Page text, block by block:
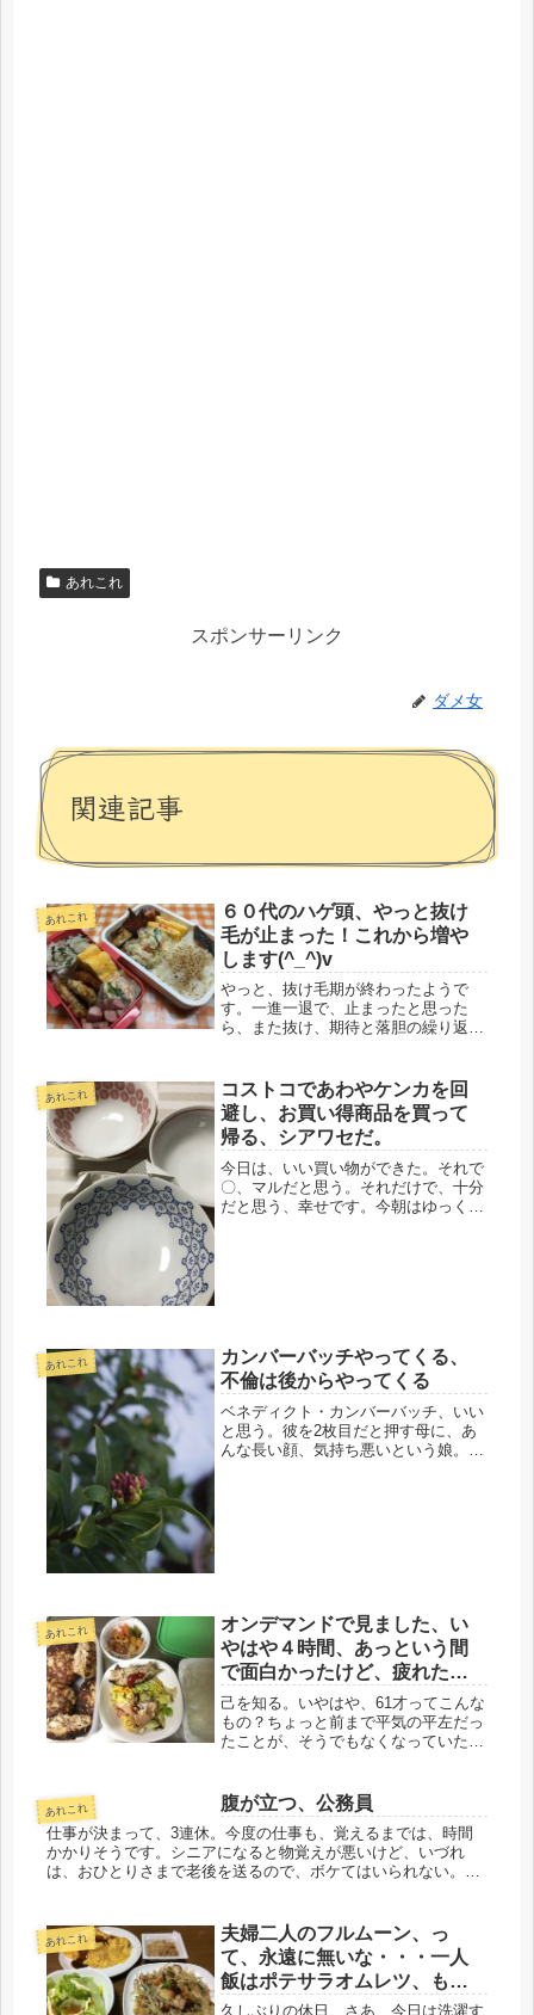
あれこれ
スポンサーリンク
ダメ女
関連記事
あれこれ
６０代のハゲ頭、やっと抜け
毛が止まった！これから増や
します(^_^)v
やっと、抜け毛期が終わったようで
す。一進一退で、止まったと思った
ら、また抜け、期待と落胆の繰り返
りました。生え際は赤ちゃんのような
産毛が出てきているので、健康な毛髪
が生えだ...
あれこれ
コストコであわやケンカを回
避し、お買い得商品を買って
帰る、シアワセだ。
今日は、いい買い物ができた。それで
〇、マルだと思う。それだけで、十分
だと思う、幸せです。今朝はゆっくり
あれこれ
カンバーバッチやってくる、
不倫は後からやってくる
ベネディクト・カンバーバッチ、いい
と思う。彼を2枚目だと押す母に、あ
んな長い顔、気持ち悪いという娘。好
あれこれ
オンデマンドで見ました、い
やはや４時間、あっという間
で面白かったけど、疲れたわ
～
己を知る。いやはや、61才ってこんな
もの？ちょっと前まで平気の平左だっ
たことが、そうでもなくなっていた。
別編、全て見たけど、なんと、疲れる
ことか。２度見したのもあるし、か...
あれこれ 腹が立つ、公務員
仕事が決まって、3連休。今度の仕事も、覚えるまでは、時間
かかりそうです。シニアになると物覚えが悪いけど、いづれ
は、おひとりさまで老後を送るので、ボケてはいられない。眠
あれこれ
夫婦二人のフルムーン、っ
て、永遠に無いな・・・一人
飯はポテサラオムレツ、もや
し炒め
久しぶりの休日、さあ、今日は洗濯す